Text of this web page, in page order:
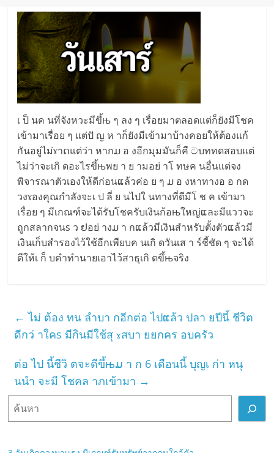
เ ป็ นค นที่จังหวะมีขึ้њ ๆ ลง ๆ เรื่อยมาตลอดแต่ก็ยังมีโชค
เข้ามาเรื่อย ๆ แต่ปั ญ ห าก็ยังมีเข้ามาบ้างคอยให้ต้องแก้
กันอยู่ไม่ɤาດแต่ว่า หากມ อ งอีกมุมมันก็คื ටบททดสอบแต่
ไม่ว่าจะเกิ ดอะไรขึ้њพย า ย ามอย่ าโ ทษค นอื่นแต่จง
พิจารณาตัวเองให้ดีก่อนແล้วค่อ ย ๆ ມ อ งหาทางอ อ กด
วงɤองคุณกำลังจะเ ป ลี่ ย นไปใ นทางที่ดีมีโ ช ค เข้ามา
เรื่อย ๆ มีเกณฑ์จะได้รับโชครับเงินก้อњใหญ่ແละมีแววจะ
ถูกสลากจนs ว ຢอย่ างມ า กແล้วมีเงินสำหรับตั้งตัวແล้วมี
เงินเก็บสำรองไว้ใช้อีกเพียบค นเกิ ดวันเส า ร์ชี้ชัด ๆ จะได้
ดีให้เ ก็ บคำทำนายเอาไว้สาธุเกิ ดขึ้њจริง
← ไม่ ต้อง ทน ลำบา กอีกต่อ ไปແล้ว ปลา ยปีนี้ ชีวิต
ดีกว่ าใคs มีกินมีใช้สุ ɤสบา ยยกคร อบครัว
ต่อ ไป นี้ชีวิ ตจะดีขึ้њມ า ก 6 เดือนนี้ บุญเ ก่า หนุ
นนำ จะมี โชคล าภเข้ามา →